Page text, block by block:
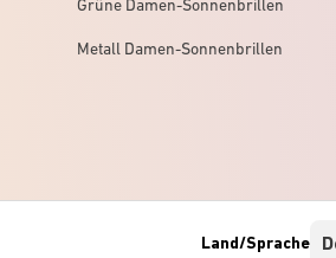
Grüne Damen-Sonnenbrillen
Metall Damen-Sonnenbrillen
Land/Sprache